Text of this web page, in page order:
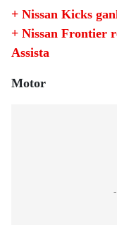
+ Nissan Kicks
+ Nissan Frontier
Assista
Motor